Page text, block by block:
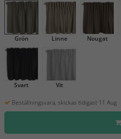
Grön Linne Nougat
Svart Vit
Beställningsvara, skickas tidigast 11 Aug